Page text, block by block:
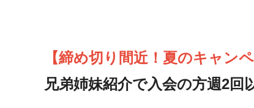
【締め切り間近！夏のキャンペ
兄弟姉妹紹介で入会の方週2回